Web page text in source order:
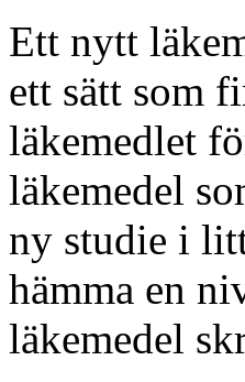
Ett nytt
ett sätt som
läkemedlet
läkemedel
ny studie i
hämma en
läkemedel